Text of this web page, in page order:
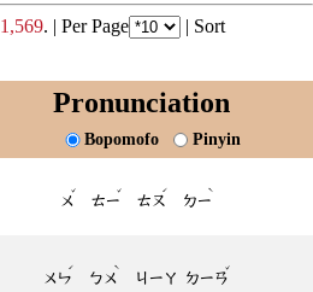
1,569. | Per Page | Sort
Pronunciation
Bopomofo Pinyin
ㄨ
ˇ
ㄊㄧ
ˇ
ㄊㄡ
ˊ
ㄉㄧ
ˋ
ㄨㄣ
ˊ
ㄅㄨ
ˋ
ㄐㄧㄚ ㄉㄧㄢ
ˇ